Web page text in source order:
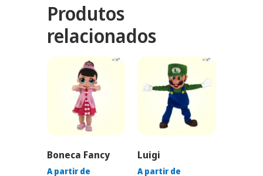
Produtos
relacionados
Boneca Fancy
A partir de
Luigi
A partir de